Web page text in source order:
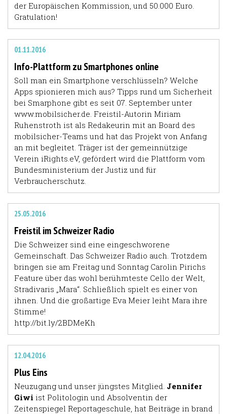
der Europäischen Kommission, und 50.000 Euro.
Gratulation!
01.11.2016
Info-Plattform zu Smartphones online
Soll man ein Smartphone verschlüsseln? Welche
Apps spionieren mich aus? Tipps rund um Sicherheit
bei Smarphone gibt es seit 07. September unter
www.mobilsicher.de. Freistil-Autorin Miriam
Ruhenstroth ist als Redakeurin mit an Board des
mobilsicher-Teams und hat das Projekt von Anfang
an mit begleitet. Träger ist der gemeinnützige
Verein iRights.eV, gefördert wird die Plattform vom
Bundesministerium der Justiz und für
Verbraucherschutz.
25.05.2016
Freistil im Schweizer Radio
Die Schweizer sind eine eingeschworene
Gemeinschaft. Das Schweizer Radio auch. Trotzdem
bringen sie am Freitag und Sonntag Carolin Pirichs
Feature über das wohl berühmteste Cello der Welt,
Stradivaris „Mara“. Schließlich spielt es einer von
ihnen. Und die großartige Eva Meier leiht Mara ihre
Stimme!
http://bit.ly/2BDMeKh
12.04.2016
Plus Eins
Neuzugang und unser jüngstes Mitglied. Jennifer
Giwi ist Politologin und Absolventin der
Zeitenspiegel Reportageschule, hat Beiträge in brand